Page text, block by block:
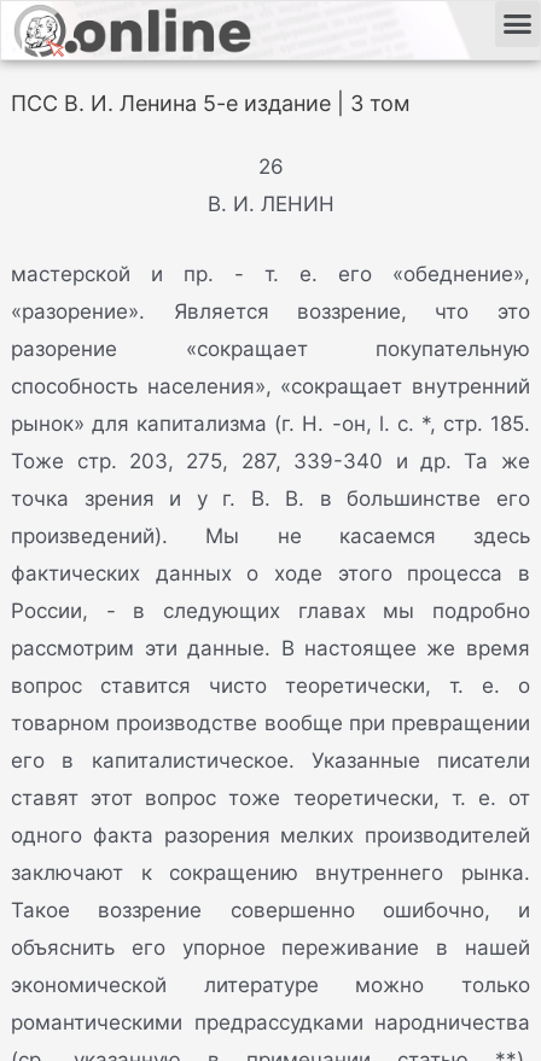
ПСС В. И. Ленина 5-е издание | 3 том
26
В. И. ЛЕНИН
мастерской и пр. - т. е. его «обеднение»,
«разорение». Является воззрение, что это
разорение «сокращает покупательную
способность населения», «сокращает внутренний
рынок» для капитализма (г. Н. -он, l. c. *, стр. 185.
Тоже стр. 203, 275, 287, 339-340 и др. Та же
точка зрения и у г. В. В. в большинстве его
произведений). Мы не касаемся здесь
фактических данных о ходе этого процесса в
России, - в следующих главах мы подробно
рассмотрим эти данные. В настоящее же время
вопрос ставится чисто теоретически, т. е. о
товарном производстве вообще при превращении
его в капиталистическое. Указанные писатели
ставят этот вопрос тоже теоретически, т. е. от
одного факта разорения мелких производителей
заключают к сокращению внутреннего рынка.
Такое воззрение совершенно ошибочно, и
объяснить его упорное переживание в нашей
экономической литературе можно только
романтическими предрассудками народничества